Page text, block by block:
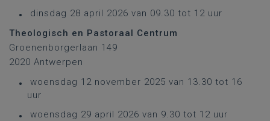
dinsdag 28 april 2026 van 09.30 tot 12 uur
Theologisch en Pastoraal Centrum
Groenenborgerlaan 149
2020 Antwerpen
woensdag 12 november 2025 van 13.30 tot 16
uur
woensdag 29 april 2026 van 9.30 tot 12 uur